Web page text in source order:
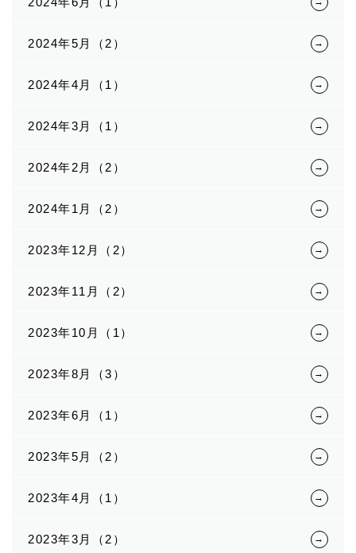
2024年5月（2）
2024年4月（1）
2024年3月（1）
2024年2月（2）
2024年1月（2）
2023年12月（2）
2023年11月（2）
2023年10月（1）
2023年8月（3）
2023年6月（1）
2023年5月（2）
2023年4月（1）
2023年3月（2）